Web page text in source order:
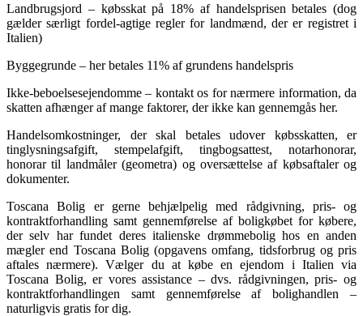
Landbrugsjord – købsskat på 18% af handelsprisen betales (dog
gælder særligt fordel-agtige regler for landmænd, der er registret i
Italien)
Byggegrunde – her betales 11% af grundens handelspris
Ikke-beboelsesejendomme – kontakt os for nærmere information, da
skatten afhænger af mange faktorer, der ikke kan gennemgås her.
Handelsomkostninger, der skal betales udover købsskatten, er
tinglysningsafgift, stempelafgift, tingbogsattest, notarhonorar,
honorar til landmåler (geometra) og oversættelse af købsaftaler og
dokumenter.
Toscana Bolig er gerne behjælpelig med rådgivning, pris- og
kontraktforhandling samt gennemførelse af boligkøbet for købere,
der selv har fundet deres italienske drømmebolig hos en anden
mægler end Toscana Bolig (opgavens omfang, tidsforbrug og pris
aftales nærmere). Vælger du at købe en ejendom i Italien via
Toscana Bolig, er vores assistance – dvs. rådgivningen, pris- og
kontraktforhandlingen samt gennemførelse af bolighandlen –
naturligvis gratis for dig.